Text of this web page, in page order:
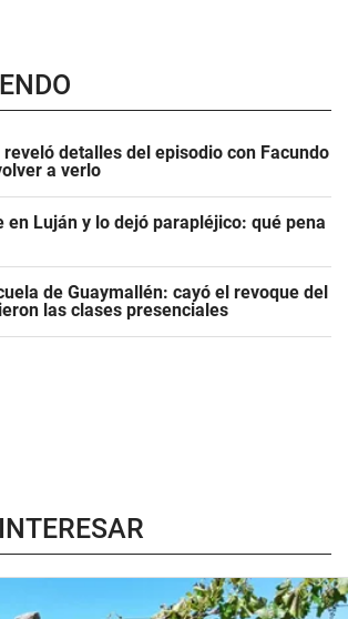
detalles del episodio con Facundo
a verlo
en Luján y lo dejó parapléjico: qué pena
de Guaymallén: cayó el revoque del
las clases presenciales